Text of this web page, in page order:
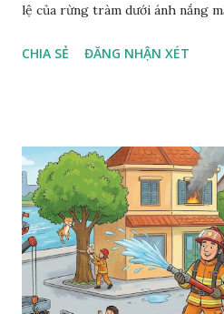
lệ của rừng tràm dưới ánh nắng
CHIA SẺ ĐĂNG NHẬN XÉT